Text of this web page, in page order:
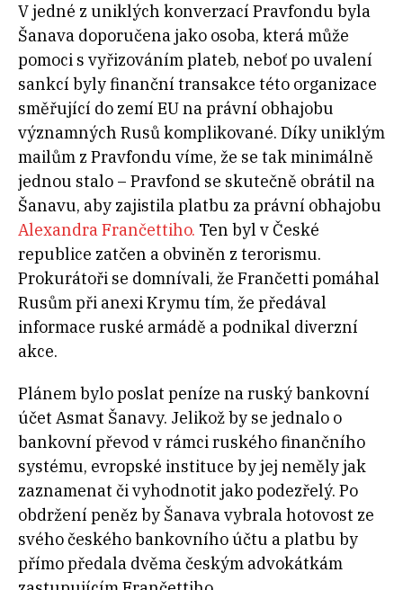
V jedné z uniklých konverzací Pravfondu byla
Šanava doporučena jako osoba, která může
pomoci s vyřizováním plateb, neboť po uvalení
sankcí byly finanční transakce této organizace
směřující do zemí EU na právní obhajobu
významných Rusů komplikované. Díky uniklým
mailům z Pravfondu víme, že se tak minimálně
jednou stalo – Pravfond se skutečně obrátil na
Šanavu, aby zajistila platbu za právní obhajobu
Alexandra Frančettiho. Ten byl v České
republice zatčen a obviněn z terorismu.
Prokurátoři se domnívali, že Frančetti pomáhal
Rusům při anexi Krymu tím, že předával
informace ruské armádě a podnikal diverzní
akce.
Plánem bylo poslat peníze na ruský bankovní
účet Asmat Šanavy. Jelikož by se jednalo o
bankovní převod v rámci ruského finančního
systému, evropské instituce by jej neměly jak
zaznamenat či vyhodnotit jako podezřelý. Po
obdržení peněz by Šanava vybrala hotovost ze
svého českého bankovního účtu a platbu by
přímo předala dvěma českým advokátkám